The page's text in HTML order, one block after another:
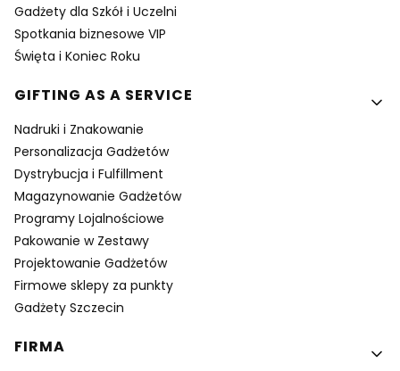
Gadżety dla Szkół i Uczelni
Spotkania biznesowe VIP
Święta i Koniec Roku
GIFTING AS A SERVICE
Nadruki i Znakowanie
Personalizacja Gadżetów
Dystrybucja i Fulfillment
Magazynowanie Gadżetów
Programy Lojalnościowe
Pakowanie w Zestawy
Projektowanie Gadżetów
Firmowe sklepy za punkty
Gadżety Szczecin
FIRMA